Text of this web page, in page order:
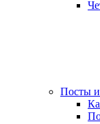
Посты и